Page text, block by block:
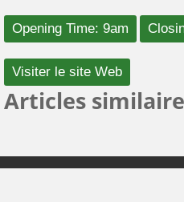
Opening Time: 9am
Visiter le site Web
Articles